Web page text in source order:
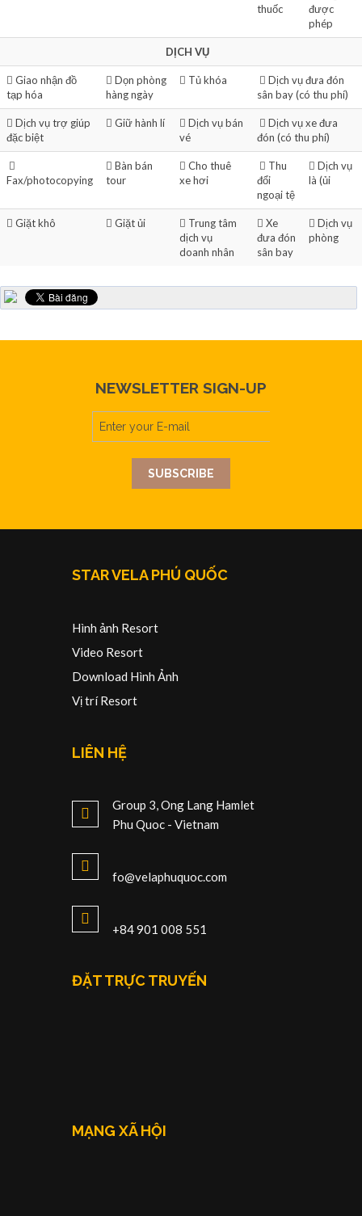
thuốc
được
phép
DỊCH VỤ
Giao nhận đồ
tạp hóa
Dọn phòng
hàng ngày
Tủ khóa
Dịch vụ đưa đón
sân bay (có thu phí)
Dịch vụ trợ giúp
đặc biệt
Giữ hành lí
Dịch vụ bán
vé
Dịch vụ xe đưa
đón (có thu phí)
Fax/photocopying
Bàn bán
tour
Cho thuê
xe hơi
Thu
đổi
ngoại tệ
Dịch vụ
là (ủi
Giặt khô Giặt ủi
Trung tâm
dịch vụ
doanh nhân
Xe
đưa đón
sân bay
Dịch vụ
phòng
NEWSLETTER SIGN-UP
STAR VELA PHÚ QUỐC
Hình ảnh Resort
Video Resort
Download Hình Ảnh
Vị trí Resort
LIÊN HỆ
Group 3, Ong Lang Hamlet
Phu Quoc - Vietnam
fo@velaphuquoc.com
+84 901 008 551
ĐẶT TRỰC TRUYẾN
MẠNG XÃ HỘI